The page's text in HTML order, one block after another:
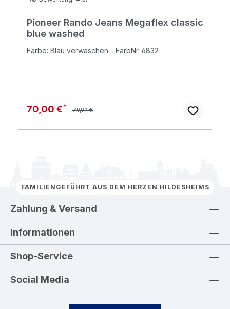
Pioneer Rando Jeans Megaflex classic
blue washed
Farbe: Blau verwaschen - FarbNr. 6832
Verkaufspreis:
70,00 € Regulärer Preis:
79,99 €
FAMILIENGEFÜHRT AUS DEM HERZEN HILDESHEIMS
Zahlung & Versand
Informationen
Shop-Service
Social Media